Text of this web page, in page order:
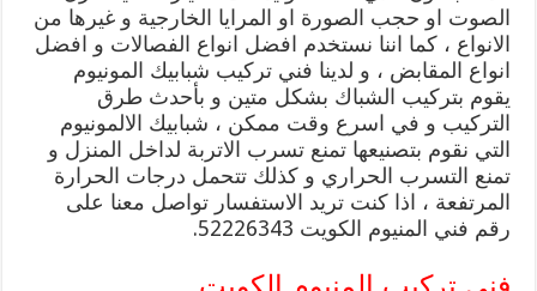
الصوت او حجب الصورة او المرايا الخارجية و غيرها من
الانواع ، كما اننا نستخدم افضل انواع الفصالات و افضل
انواع المقابض ، و لدينا فني تركيب شبابيك المونيوم
يقوم بتركيب الشباك بشكل متين و بأحدث طرق
التركيب و في اسرع وقت ممكن ، شبابيك الالمونيوم
التي نقوم بتصنيعها تمنع تسرب الاتربة لداخل المنزل و
تمنع التسرب الحراري و كذلك تتحمل درجات الحرارة
المرتفعة ، اذا كنت تريد الاستفسار تواصل معنا على
رقم فني المنيوم الكويت 52226343.